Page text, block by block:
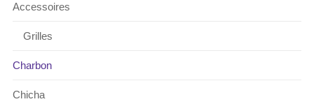
Accessoires
Grilles
Charbon
Chicha